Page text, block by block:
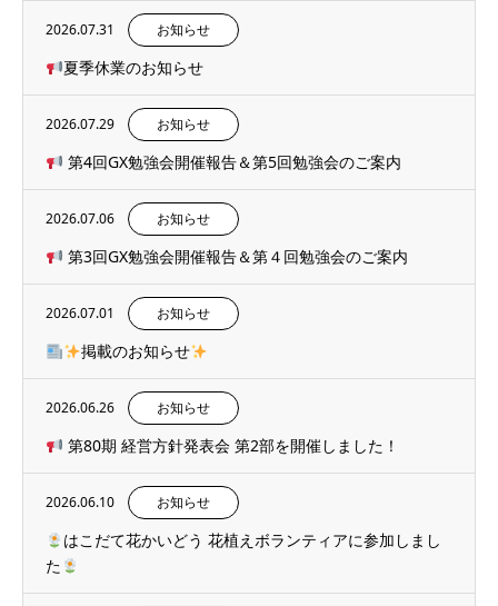
2026.07.31 お知らせ
夏季休業のお知らせ
2026.07.29 お知らせ
第4回GX勉強会開催報告＆第5回勉強会のご案内
2026.07.06 お知らせ
第3回GX勉強会開催報告＆第４回勉強会のご案内
2026.07.01 お知らせ
掲載のお知らせ
2026.06.26 お知らせ
第80期 経営方針発表会 第2部を開催しました！
2026.06.10 お知らせ
はこだて花かいどう 花植えボランティアに参加しまし
た